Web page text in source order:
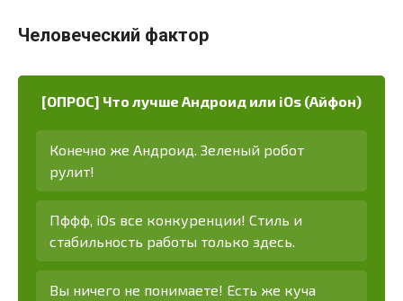
Человеческий фактор
[ОПРОС] Что лучше Андроид или iOs (Айфон)
Конечно же Андроид. Зеленый робот
рулит!
Пффф, iOs все конкуренции! Стиль и
стабильность работы только здесь.
Вы ничего не понимаете! Есть же куча